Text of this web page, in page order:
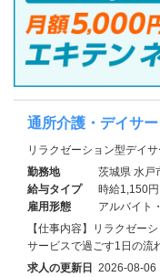
通所介護・デイサ
リラクゼーション型デイ
勤務地
茨城県 水戸
給与タイプ
時給1,150円
雇用形態
アルバイト
【仕事内容】リラクゼー
サービスで過ごす1日の流
求人の更新日 2026-08-06